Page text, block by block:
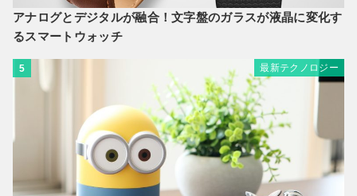
アナログとデジタルが融合！文字盤のガラスが液晶に変化す
るスマートウォッチ
5 最新テクノロジー